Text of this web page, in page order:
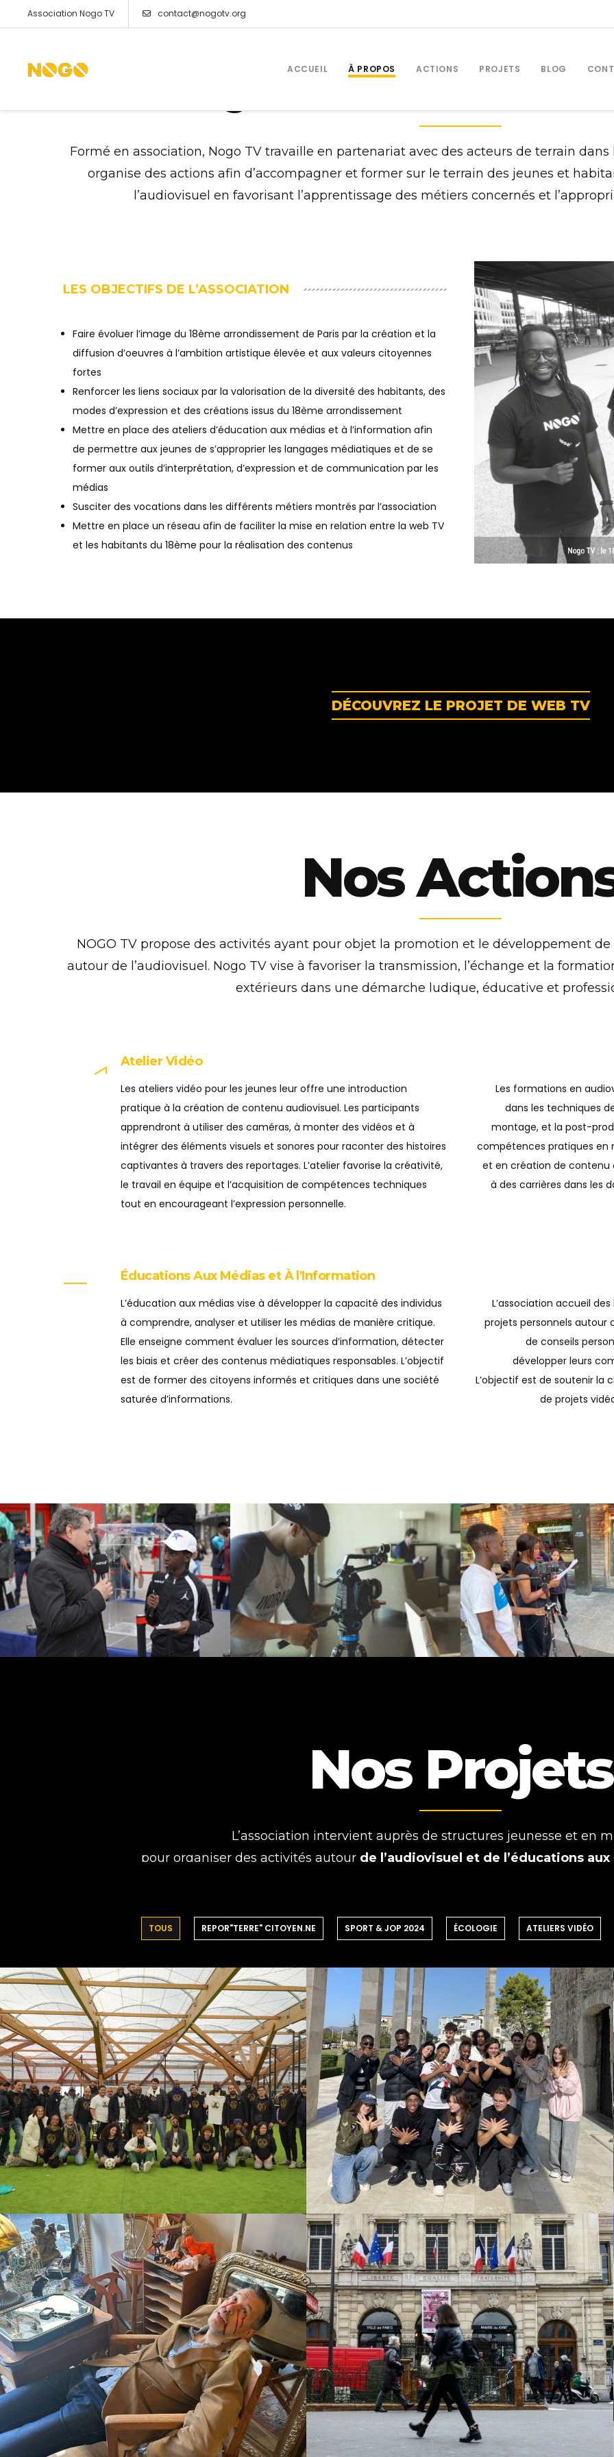
Association Nogo TV contact@nogotv.org
ACCUEIL À PROPOS ACTIONS PROJETS BLOG
Qui Sommes
Formé en association, Nogo TV travaille en partenariat avec des acteurs de terrain dans
organise des actions afin d’accompagner et former sur le terrain des jeunes et
l’audiovisuel en favorisant l’apprentissage des métiers concernés et
LES OBJECTIFS DE L’ASSOCIATION
Faire évoluer l’image du 18ème arrondissement de Paris par la création et la
diffusion d’oeuvres à l’ambition artistique élevée et aux valeurs citoyennes
fortes
Renforcer les liens sociaux par la valorisation de la diversité des habitants, des
modes d’expression et des créations issus du 18ème arrondissement
Mettre en place des ateliers d’éducation aux médias et à l’information afin
de permettre aux jeunes de s’approprier les langages médiatiques et de se
former aux outils d’interprétation, d’expression et de communication par les
médias
Susciter des vocations dans les différents métiers montrés par l’association
Mettre en place un réseau afin de faciliter la mise en relation entre la web TV
et les habitants du 18ème pour la réalisation des contenus
DÉCOUVREZ LE PROJET DE WEB TV
Nos
NOGO TV propose des activités ayant pour objet la promotion et le développement
autour de l’audiovisuel. Nogo TV vise à favoriser la transmission, l’échange et la
extérieurs dans une démarche ludique, éducative et
Atelier Vidéo
Les ateliers vidéo pour les jeunes leur offre une introduction
pratique à la création de contenu audiovisuel. Les participants
apprendront à utiliser des caméras, à monter des vidéos et à
intégrer des éléments visuels et sonores pour raconter des histoires
captivantes à travers des reportages. L’atelier favorise la créativité,
le travail en équipe et l’acquisition de compétences techniques
tout en encourageant l’expression personnelle.
Les formations en
dans les techniques
montage, et la post-
compétences pratiques en
et en création de contenu
à des carrières dans les
Éducations Aux Médias et À l'Information
L’éducation aux médias vise à développer la capacité des individus
à comprendre, analyser et utiliser les médias de manière critique.
Elle enseigne comment évaluer les sources d’information, détecter
les biais et créer des contenus médiatiques responsables. L’objectif
est de former des citoyens informés et critiques dans une société
saturée d’informations.
L’association accueil
projets personnels autour
de conseils
développer leurs
L’objectif est de soutenir
de projets
Nos Projets
L’association intervient auprès de structures jeunesse et en
pour organiser des activités autour de l’audiovisuel et de l’éducations
TOUS REPOR"TERRE" CITOYEN.NE SPORT & JOP 2024 ÉCOLOGIE ATELIERS VIDÉO